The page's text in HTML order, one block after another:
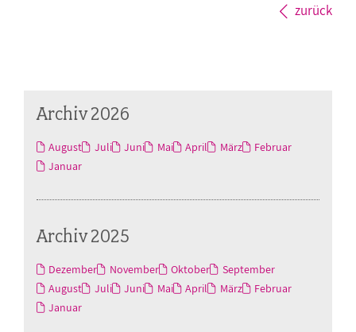
zurück
Archiv 2026
August Juli Juni Mai April März
Februar
Januar
Archiv 2025
Dezember November Oktober
September
August
Juli Juni Mai April März
Februar
Januar